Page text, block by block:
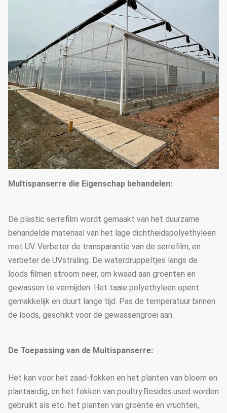
Multispanserre die Eigenschap behandelen:
De plastic serrefilm wordt gemaakt van het duurzame
behandelde materiaal van het lage dichtheidspolyethyleen
met UV. Verbeter de transparantie van de serrefilm, en
verbeter de UVstraling. De waterdruppeltjes langs de
loods filmen stroom neer, om kwaad aan groenten en
gewassen te vermijden. Het taaie polyethyleen opent
gemakkelijk en duurt lange tijd. Pas de temperatuur binnen
de loods, geschikt voor de gewassengroei aan.
De Toepassing van de Multispanserre:
Het kan voor het zaad-fokken en het planten van bloem en
plantaardig, en het fokken van poultry.Besides.used worden
gebruikt als etc. het planten van groente en vruchten,